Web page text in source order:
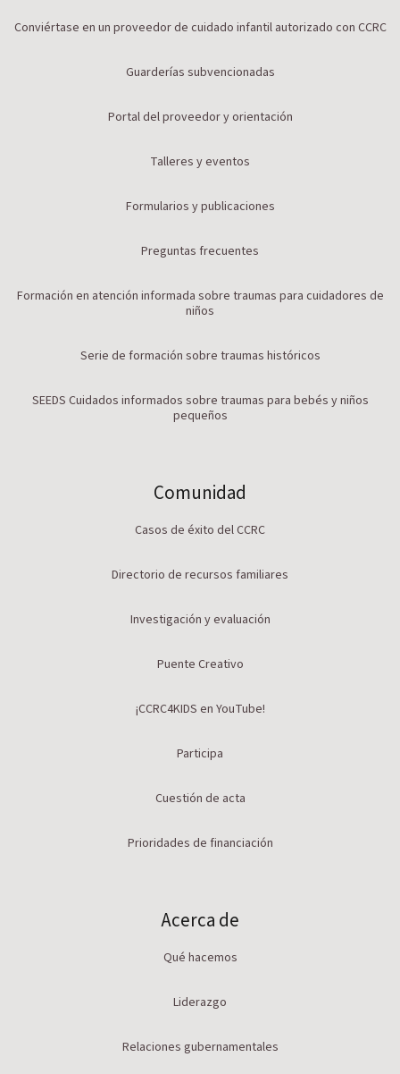
Conviértase en un proveedor de cuidado infantil autorizado con CCRC
Guarderías subvencionadas
Portal del proveedor y orientación
Talleres y eventos
Formularios y publicaciones
Preguntas frecuentes
Formación en atención informada sobre traumas para cuidadores de
niños
Serie de formación sobre traumas históricos
SEEDS Cuidados informados sobre traumas para bebés y niños
pequeños
Comunidad
Casos de éxito del CCRC
Directorio de recursos familiares
Investigación y evaluación
Puente Creativo
¡CCRC4KIDS en YouTube!
Participa
Cuestión de acta
Prioridades de financiación
Acerca de
Qué hacemos
Liderazgo
Relaciones gubernamentales